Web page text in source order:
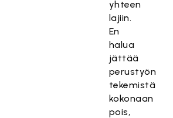
yhteen
lajiin.
En
halua
jättää
perustyön
tekemistä
kokonaan
pois,